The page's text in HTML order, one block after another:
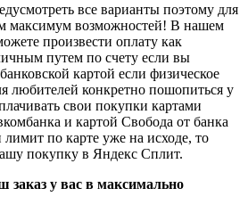
все варианты поэтому для
максимум возможностей! В нашем
произвести оплату как
путем по счету если вы
картой если физическое
любителей конкретно пошопиться у
свои покупки картами
и картой Свобода от банка
по карте уже на исходе, то
покупку в Яндекс Сплит.
заказ у вас в максимально